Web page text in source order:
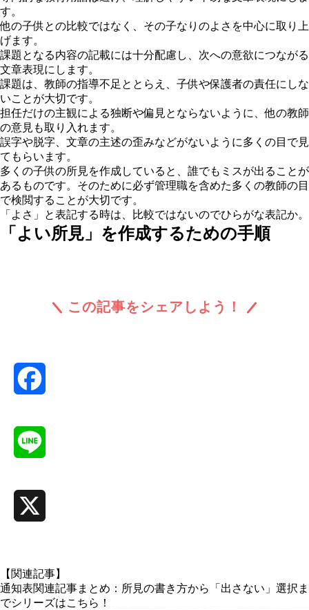
す。
他の子供との比較ではなく、その子なりのよさを中心に取り上
げます。
課題となる内容の記載には十分配慮し、次への意欲につながる
文章表現にします。
課題は、教師の指導不足ととらえ、子供や保護者の責任にしな
いことが大切です。
担任だけの主観による独断や偏見とならないように、他の教師
の意見も取り入れます。
誤字や脱字、文章の主述の歪みなどがないように多くの目で見
てもらいます。
多くの子供の所見を作成していると、誰でもミスが出ることが
あるものです。そのために必ず管理職を含めた多くの教師の目
で検閲することが大切です。
「よさ」と表記する時は、比較ではないのでひらがな表記か。
「よい所見」を作成するための手順
この記事をシェアしよう！
【関連記事】
通知表関連記事まとめ：所見の書き方から「出さない」選択ま
でシリーズはこちら！